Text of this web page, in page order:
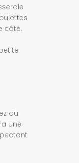
côté.
du
une